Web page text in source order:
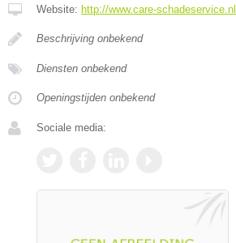
Website: http://www.care-schadeservice.nl
Beschrijving onbekend
Diensten onbekend
Openingstijden onbekend
Sociale media: